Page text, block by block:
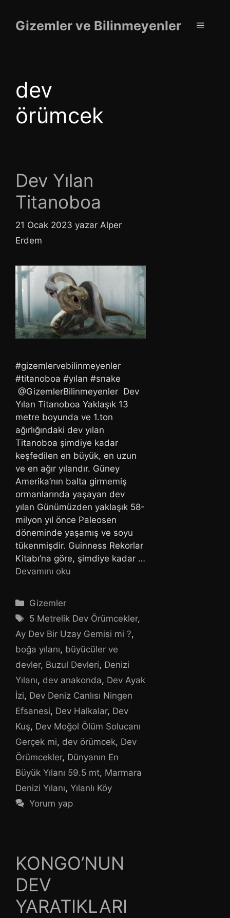
Gizemler ve Bilinmeyenler Menü
dev
örümcek
Dev Yılan
Titanoboa
21 Ocak 2023 yazar Alper
Erdem
#gizemlervebilinmeyenler
#titanoboa #yılan #snake
@GizemlerBilinmeyenler Dev
Yılan Titanoboa Yaklaşık 13
metre boyunda ve 1.ton
ağırlığındaki dev yılan
Titanoboa şimdiye kadar
keşfedilen en büyük, en uzun
ve en ağır yılandır. Güney
Amerika’nın balta girmemiş
ormanlarında yaşayan dev
yılan Günümüzden yaklaşık 58-
milyon yıl önce Paleosen
döneminde yaşamış ve soyu
tükenmişdir. Guinness Rekorlar
Kitabı’na göre, şimdiye kadar …
Devamını oku
Kategoriler
Gizemler
Etiketler
5 Metrelik Dev Örümcekler,
Ay Dev Bir Uzay Gemisi mi ?,
boğa yılanı, büyücüler ve
devler, Buzul Devleri, Denizi
Yılanı, dev anakonda, Dev Ayak
İzi, Dev Deniz Canlısı Ningen
Efsanesi, Dev Halkalar, Dev
Kuş, Dev Moğol Ölüm Solucanı
Gerçek mi, dev örümcek, Dev
Örümcekler, Dünyanın En
Büyük Yılanı 59.5 mt, Marmara
Denizi Yılanı, Yılanlı Köy
Yorum yap
KONGO’NUN
DEV
YARATIKLARI